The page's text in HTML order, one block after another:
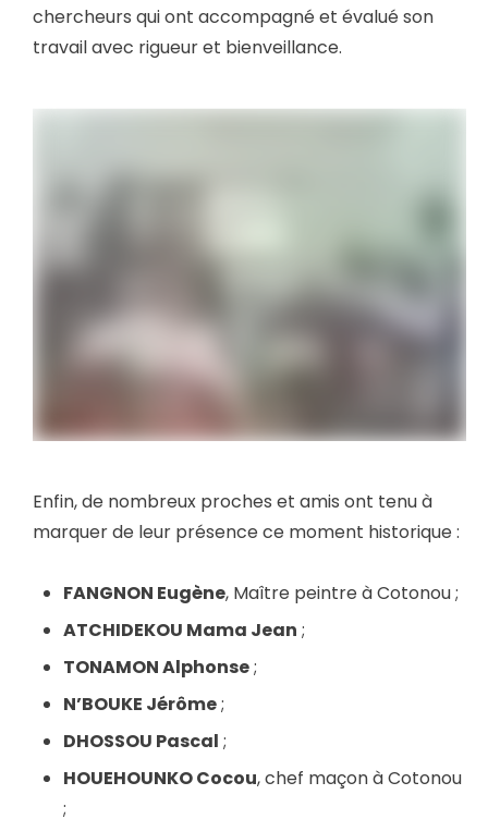
chercheurs qui ont accompagné et évalué son
travail avec rigueur et bienveillance.
Enfin, de nombreux proches et amis ont tenu à
marquer de leur présence ce moment historique :
FANGNON Eugène, Maître peintre à Cotonou ;
ATCHIDEKOU Mama Jean ;
TONAMON Alphonse;
N’BOUKE Jérôme;
DHOSSOU Pascal ;
HOUEHOUNKO Cocou, chef maçon à Cotonou
;